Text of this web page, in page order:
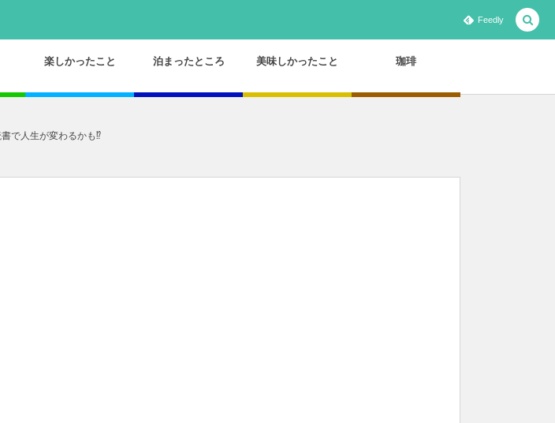
Feedly
楽しかったこと 泊まったところ 美味しかったこと 珈琲
で人生が変わるかも⁉︎